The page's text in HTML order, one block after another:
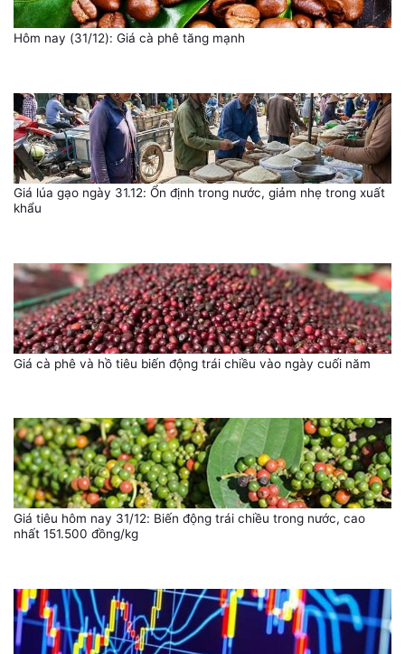
Hôm nay (31/12): Giá cà phê tăng mạnh
Giá lúa gạo ngày 31.12: Ổn định trong nước, giảm nhẹ trong xuất
khẩu
Giá cà phê và hồ tiêu biến động trái chiều vào ngày cuối năm
Giá tiêu hôm nay 31/12: Biến động trái chiều trong nước, cao
nhất 151.500 đồng/kg